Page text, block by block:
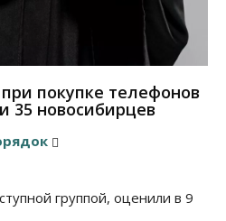
покупке телефонов
35 новосибирцев
группой, оценили в 9